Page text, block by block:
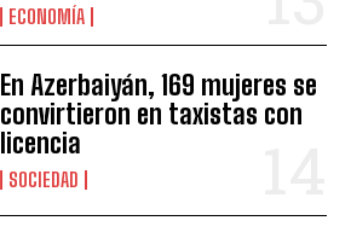
ECONOMÍA
En Azerbaiyán, 169 mujeres se
convirtieron en taxistas con
licencia
SOCIEDAD